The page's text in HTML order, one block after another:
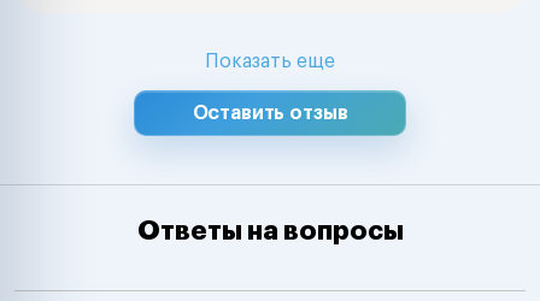
Показать еще
Оставить отзыв
Ответы на вопросы